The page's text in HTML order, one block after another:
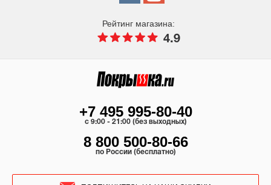
Рейтинг магазина:
4.9
+7 495 995-80-40
c 9:00 - 21:00 (без выходных)
8 800 500-80-66
по России (бесплатно)